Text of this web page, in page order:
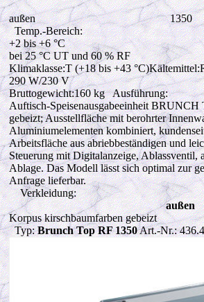
außen
1350
Temp.-Bereich:
+2 bis +6 °C
bei 25 °C UT und 60 % RF
Klimaklasse:T (+18 bis +43
290 W/230 V
Bruttogewicht:160 kg Ausführung:
Auftisch-Speisenausgabeeinheit
gebeizt; Ausstellfläche mit berohrter
Aluminiumelementen kombiniert,
Arbeitsfläche aus abriebbeständigen und
Steuerung mit Digitalanzeige, Ablassventil,
Ablage. Das Modell lässt sich optimal zur
Anfrage lieferbar.
Verkleidung:
außen
Korpus kirschbaumfarben gebeizt
Typ:Brunch Top RF 1350Art.-Nr.: